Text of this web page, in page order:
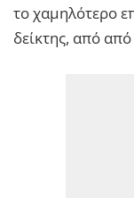
το χαμηλότερο
δείκτης, από